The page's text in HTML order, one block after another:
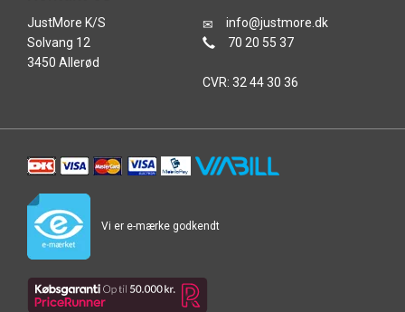
JustMore K/S
Solvang 12
3450 Allerød
info@justmore.dk
70 20 55 37
CVR: 32 44 30 36
Vi er e-mærke godkendt